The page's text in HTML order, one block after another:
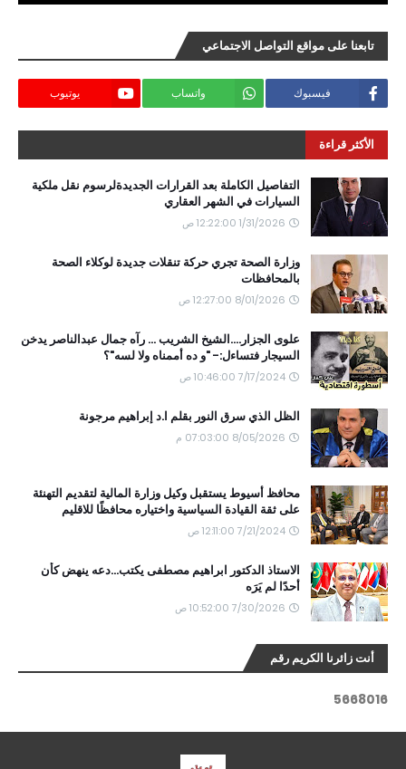
تابعنا على مواقع التواصل الاجتماعي
فيسبوك واتساب يوتيوب
الأكثر قراءة
التفاصيل الكاملة بعد القرارات الجديدةلرسوم نقل ملكية
السيارات في الشهر العقاري
1/31/2026 12:22:00 ص
وزارة الصحة تجري حركة تنقلات جديدة لوكلاء الصحة
بالمحافظات
8/01/2026 12:27:00 ص
علوى الجزار....الشيخ الشريب ... رآه جمال عبدالناصر يدخن
السيجار فتساءل:- "و ده أممناه ولا لسه"؟
7/17/2024 10:46:00 ص
الظل الذي سرق النور بقلم ا.د إبراهيم مرجونة
8/05/2026 07:03:00 م
محافظ أسيوط يستقبل وكيل وزارة المالية لتقديم التهنئة
على ثقة القيادة السياسية واختياره محافظًا للاقليم
7/21/2024 12:11:00 ص
الاستاذ الدكتور ابراهيم مصطفى يكتب...دعه ينهض كأن
أحدًا لم يَرَه
7/30/2026 10:52:00 ص
أنت زائرنا الكريم رقم
5668016